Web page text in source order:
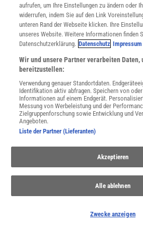
WEITERE NEUERSCHEINUNGEN
Spektrum.de-Newsletter
JETZT ANMELDEN!
mit Ihren personenbezogenen Daten finden Sie in
SERVICES
aufrufen, um Ihre Einstellungen zu ändern oder
widerrufen, indem Sie auf den Link
unteren Rand der Webseite klicken. Ihre
unseres Website. Weitere Informationen finden
Datenschutzerklärung. Datenschutz Impressum
Wir und unsere Partner verarbeiten Daten,
bereitzustellen:
Verwendung genauer Standortdaten.
Identifikation aktiv abfragen. Speichern von
Informationen auf einem Endgerät.
Messung von Werbeleistung und der
Zielgruppenforschung sowie Entwicklung und
Angeboten.
Liste der Partner (Lieferanten)
Akzeptieren
Alle ablehnen
Zwecke anzeigen